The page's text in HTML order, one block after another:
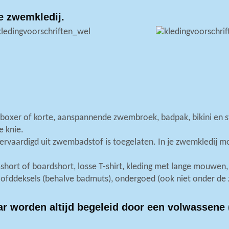
zwemkledij.
of korte, aanspannende zwembroek, badpak, bikini en
knie.
uit zwembadstof is toegelaten. In je zwemkledij
of boardshort, losse T-shirt, kleding met lange
(behalve badmuts), ondergoed (ook niet onder de
worden altijd begeleid door een volwassene
subtropisch zwembad vanaf 15 personen
Deactiveer alle optionele cookies
voor puur technische redenen voor een normaal bezoek aan
cookies heeft een negatieve invloed op uw
aanwezig op onze website.
ons in staat uw surfgedrag te analyseren en worden gebruikt om de
worden alleen geplaatst als u ze inschakelt.